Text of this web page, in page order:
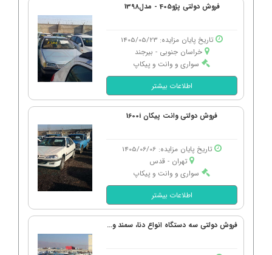
فروش دولتی پژو405 - مدل1398
تاریخ پایان مزایده: 1405/05/23
خراسان جنوبی - بیرجند
سواری و وانت و پیکاپ
اطلاعات بیشتر
فروش دولتی وانت پیکان 1600i
تاریخ پایان مزایده: 1405/06/06
تهران - قدس
سواری و وانت و پیکاپ
اطلاعات بیشتر
فروش دولتی سه دستگاه انواع دنا، سمند و...